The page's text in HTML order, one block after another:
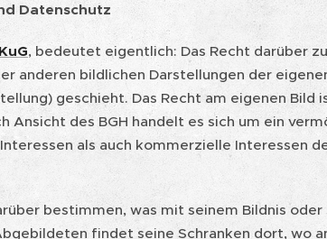
Datenschutz
, bedeutet eigentlich: Das Recht darüber
anderen bildlichen Darstellungen der
geschieht. Das Recht am eigenen Bild
Ansicht des BGH handelt es sich um ein
als auch kommerzielle Interessen
bestimmen, was mit seinem Bildnis oder
findet seine Schranken dort, wo